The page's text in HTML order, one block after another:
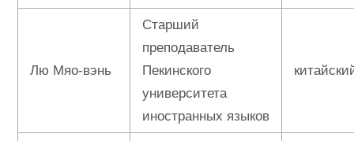
Лю Мяо-вэнь
Старший
преподаватель
Пекинского
университета
иностранных языков